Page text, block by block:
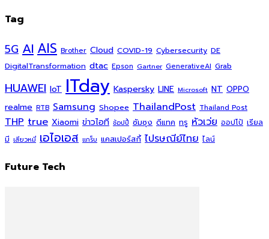
Tag
5G AI AIS Brother Cloud COVID-19 Cybersecurity DE
DigitalTransformation dtac Epson Gartner GenerativeAI Grab
HUAWEI IoT ITday Kaspersky LINE Microsoft NT OPPO
realme RTB Samsung Shopee ThailandPost Thailand Post
THP true Xiaomi ข่าวไอที ช้อปปี้ ซัมซุง ดีแทค ทรู หัวเว่ย ออปโป้ เรียล
มี เสียวหมี่ เอไอเอส แกร็บ แคสเปอร์สกี้ ไปรษณีย์ไทย ไลน์
Future Tech